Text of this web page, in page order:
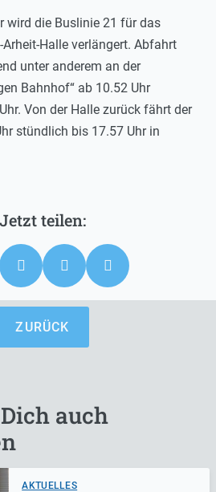
wird die Buslinie 21 für das
Halle verlängert. Abfahrt
unter anderem an der
Bahnhof“ ab 10.52 Uhr
Von der Halle zurück fährt der
stündlich bis 17.57 Uhr in
ZURÜCK
auch
AKTUELLES